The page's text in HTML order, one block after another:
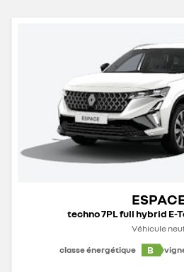
techno 7PL full hybrid E-
Véhicule
classe énergétique
B